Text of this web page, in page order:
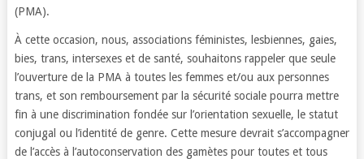
(PMA).
À cette occasion, nous, associations féministes, lesbiennes, gaies,
bies, trans, intersexes et de santé, souhaitons rappeler que seule
l’ouverture de la PMA à toutes les femmes et/ou aux personnes
trans, et son remboursement par la sécurité sociale pourra mettre
fin à une discrimination fondée sur l’orientation sexuelle, le statut
conjugal ou l’identité de genre. Cette mesure devrait s’accompagner
de l’accès à l’autoconservation des gamètes pour toutes et tous